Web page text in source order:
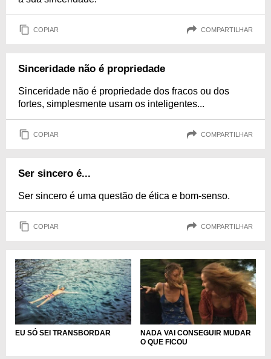
COPIAR COMPARTILHAR
Sinceridade não é propriedade
Sinceridade não é propriedade dos fracos ou dos
fortes, simplesmente usam os inteligentes...
COPIAR COMPARTILHAR
Ser sincero é...
Ser sincero é uma questão de ética e bom-senso.
COPIAR COMPARTILHAR
EU SÓ SEI TRANSBORDAR
NADA VAI CONSEGUIR MUDAR
O QUE FICOU